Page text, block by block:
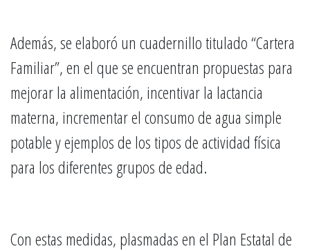
Además, se elaboró un cuadernillo titulado “Cartera
Familiar”, en el que se encuentran propuestas para
mejorar la alimentación, incentivar la lactancia
materna, incrementar el consumo de agua simple
potable y ejemplos de los tipos de actividad física
para los diferentes grupos de edad.
Con estas medidas, plasmadas en el Plan Estatal de